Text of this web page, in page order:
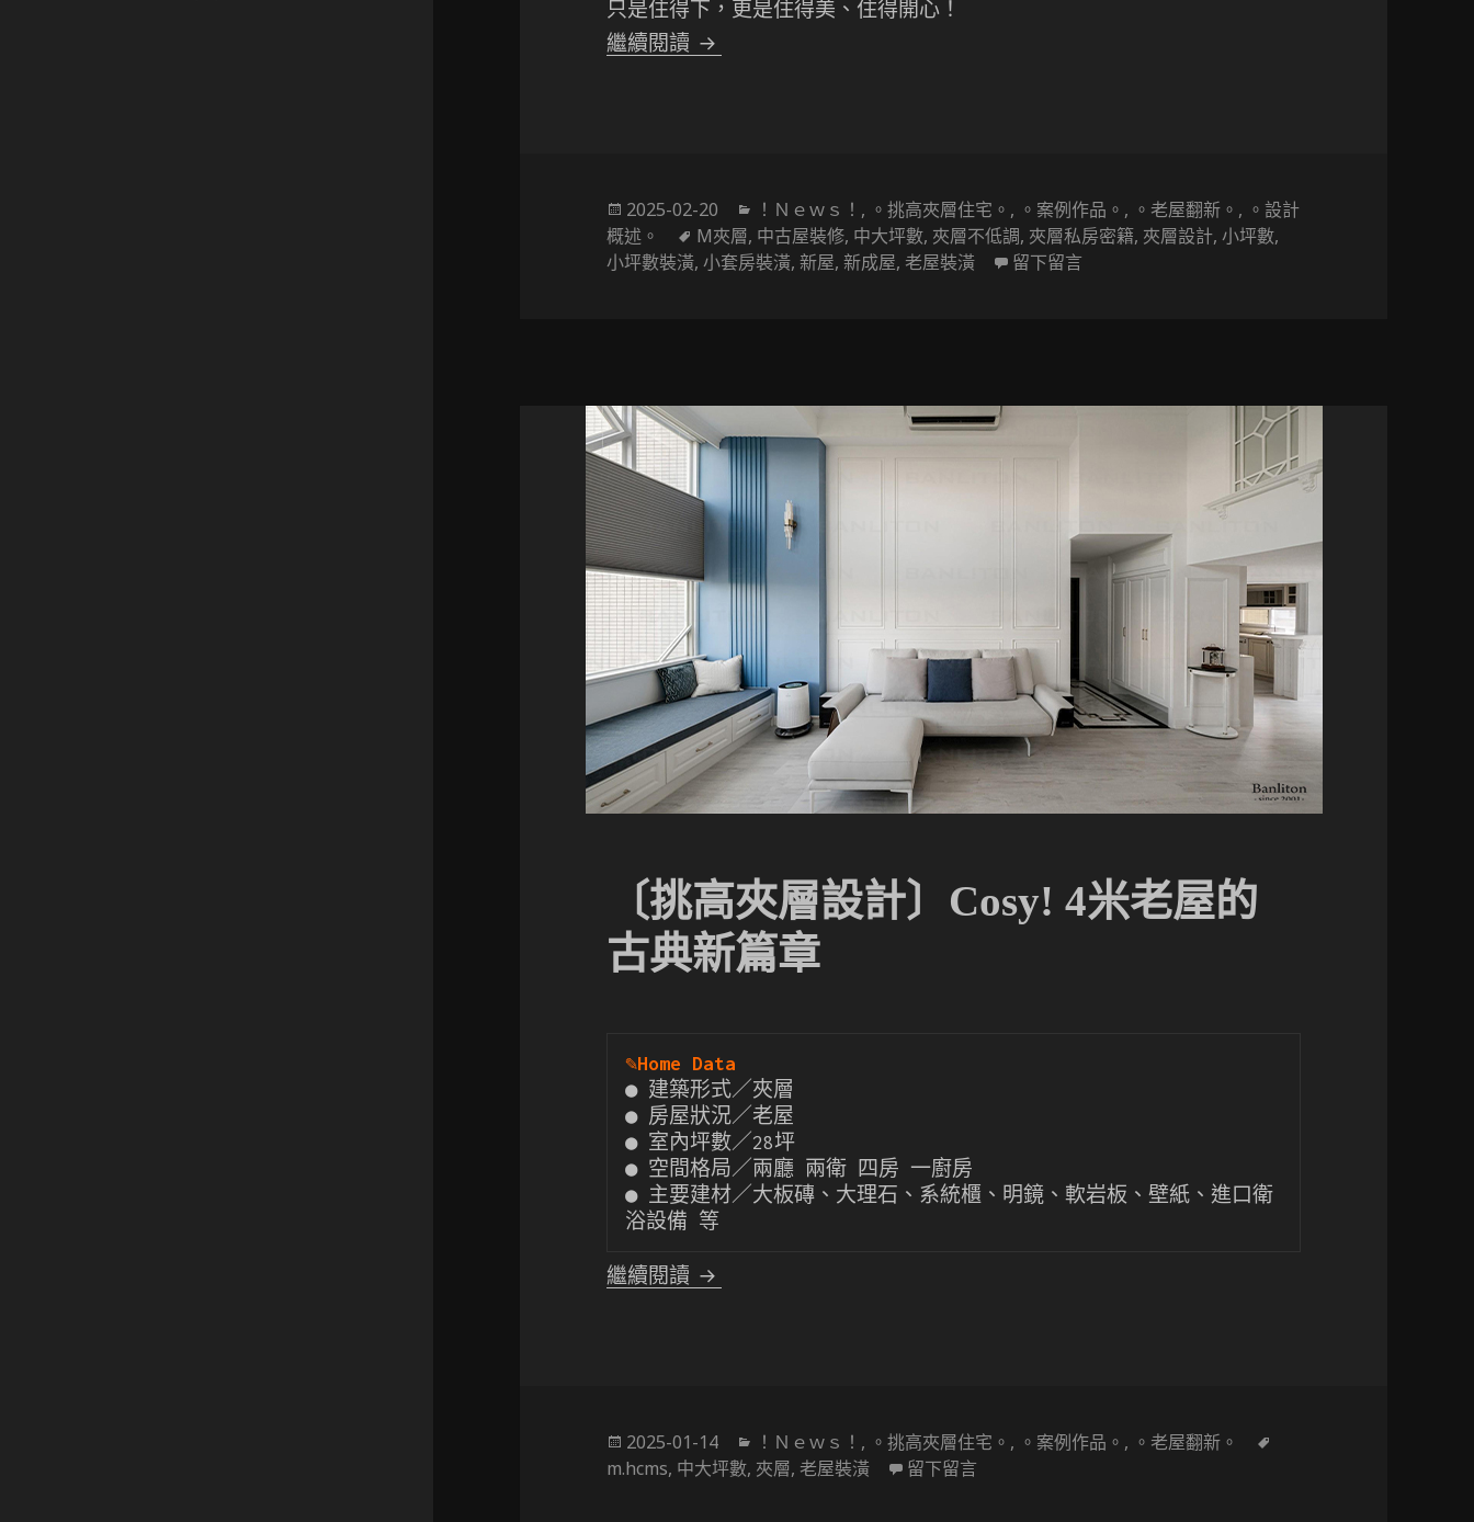
只是住得下，更是住得美、住得開心！
繼續閱讀 〔挑高夾層設計〕夾層與小宅該如何規劃
發
佈
於
2025-02-20
分
類
！Ｎｅｗｓ！ , 。挑高夾層住宅。 , 。案例作品。 , 。老屋翻新。 , 。設計
概述。
標
籤
M夾層, 中古屋裝修, 中大坪數, 夾層不低調, 夾層私房密籍, 夾層設計,小坪數,
小坪數裝潢,小套房裝潢,新屋,新成屋, 老屋裝潢 留下留言在 〔挑高夾層設計〕夾層與小宅該如何規劃
〔挑高夾層設計〕Cosy! 4米老屋的
古典新篇章
✎Home Data
● 建築形式／夾層
● 房屋狀況／老屋
● 室內坪數／28坪
● 空間格局／兩廳 兩衛 四房 一廚房
● 主要建材／大板磚、大理石、系統櫃、明鏡、軟岩板、壁紙、進口衛
浴設備 等
繼續閱讀 〔挑高夾層設計〕Cosy! 4米老屋的古典新篇章
發
佈
2025-01-14
分
類
！Ｎｅｗｓ！ , 。挑高夾層住宅。 , 。案例作品。 , 。老屋翻新。
m.hcms, 中大坪數, 夾層, 老屋裝潢 留下留言在 〔挑高夾層設計〕Cosy! 4米老屋的古典新篇章